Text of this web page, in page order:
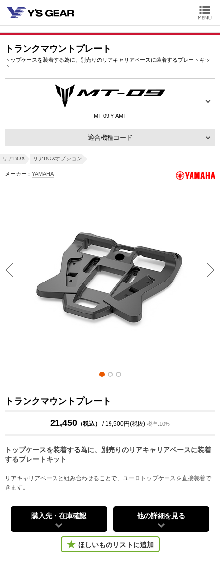
トランクマウントプレート
トップケースを装着する為に、別売りのリアキャリアベースに装着するプレートキッ
ト
MT-09 Y-AMT
適合機種コード
リアBOX リアBOXオプション
メーカー： YAMAHA
トランクマウントプレート
21,450 （税込） / 19,500円(税抜) 税率:10%
トップケースを装着する為に、別売りのリアキャリアベースに装着
するプレートキット
リアキャリアベースと組み合わせることで、ユーロトップケースを直接装着で
きます。
購入先・在庫確認 他の詳細を見る
ほしいものリストに追加